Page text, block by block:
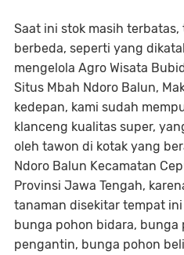
Saat ini stok masih
berbeda, seperti yang
mengelola Agro Wisata
Situs Mbah Ndoro Balun,
kedepan, kami sudah
klanceng kualitas super,
oleh tawon di kotak yang
Ndoro Balun Kecamatan
Provinsi Jawa Tengah,
tanaman disekitar tempat
bunga pohon bidara, bunga
pengantin, bunga pohon